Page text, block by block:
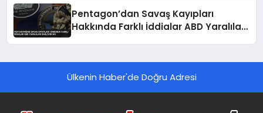
Pentagon’dan Savaş Kayıpları
Hakkında Farklı İddialar ABD Yaralıları
Ülkenin Haber'de Doğru Adresi